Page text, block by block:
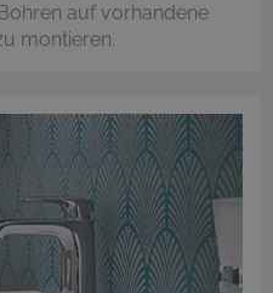
auf vorhandene
montieren.